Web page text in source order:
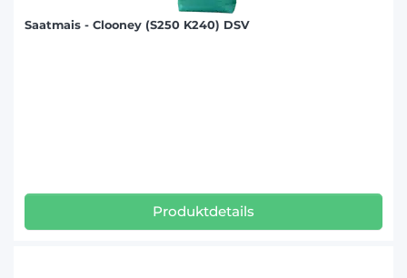
Saatmais - Clooney (S250 K240) DSV
Produktdetails